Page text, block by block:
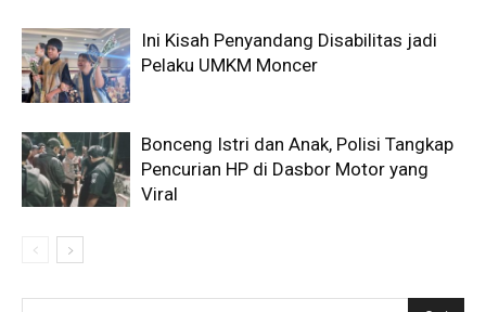
Ini Kisah Penyandang Disabilitas jadi
Pelaku UMKM Moncer
Bonceng Istri dan Anak, Polisi Tangkap
Pencurian HP di Dasbor Motor yang
Viral